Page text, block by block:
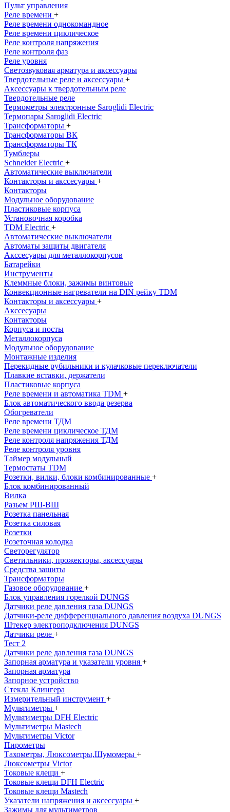
Пульт управления
Реле времени +
Реле времени однокомандное
Реле времени циклическое
Реле контроля напряжения
Реле контроля фаз
Реле уровня
Светозвуковая арматура и аксессуары
Твердотельные реле и аксессуары +
Аксессуары к твердотельным реле
Твердотельные реле
Термометры электронные Saroglidi Electric
Термопары Saroglidi Electric
Трансформаторы +
Трансформаторы ВК
Трансформаторы ТК
Тумблеры
Schneider Electric +
Автоматические выключатели
Контакторы и акссесуары +
Контакторы
Модульное оборудование
Пластиковые корпуса
Установочная коробка
TDM Electric +
Автоматические выключатели
Автоматы защиты двигателя
Акссесуары для металлокорпусов
Батарейки
Инструменты
Клеммные блоки, зажимы винтовые
Конвекционные нагреватели на DIN рейку TDM
Контакторы и аксессуары +
Акссесуары
Контакторы
Корпуса и посты
Металлокорпуса
Модульное оборудование
Монтажные изделия
Перекидные рубильники и кулачковые переключатели
Плавкие вставки, держатели
Пластиковые корпуса
Реле времени и автоматика TDM +
Блок автоматического ввода резерва
Обогреватели
Реле времени ТДМ
Реле времени циклическое ТДМ
Реле контроля напряжения ТДМ
Реле контроля уровня
Таймер модульный
Термостаты TDM
Розетки, вилки, блоки комбинированные +
Блок комбинированный
Вилка
Разьем РШ-ВШ
Розетка панельная
Розетка силовая
Розетки
Розеточная колодка
Светорегулятор
Светильники, прожекторы, аксессуары
Средства защиты
Трансформаторы
Газовое оборудование +
Блок управления горелкой DUNGS
Датчики реле давления газа DUNGS
Датчики-реле дифференциального давления воздуха DUNGS
Штекер электроподключения DUNGS
Датчики реле +
Тест 2
Датчики реле давления газа DUNGS
Запорная арматура и указатели уровня +
Запорная арматура
Запорное устройство
Стекла Клингера
Измерительный инструмент +
Мультиметры +
Мультиметры DFH Electric
Мультиметры Mastech
Мультиметры Victor
Пирометры
Тахометры, Люксометры,Шумомеры +
Люксометры Victor
Токовые клещи +
Токовые клещи DFH Electric
Токовые клещи Mastech
Указатели напряжения и аксессуары +
Зажимы для мультиметров